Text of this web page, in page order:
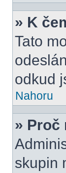
» K
Tato
odkud
Nahoru
» Proč
skupin